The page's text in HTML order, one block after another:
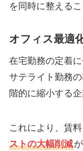
を同時に整える
オフィス最適
在宅勤務の定着
サテライト勤務
階的に縮小する
これにより、賃
ストの大幅削減